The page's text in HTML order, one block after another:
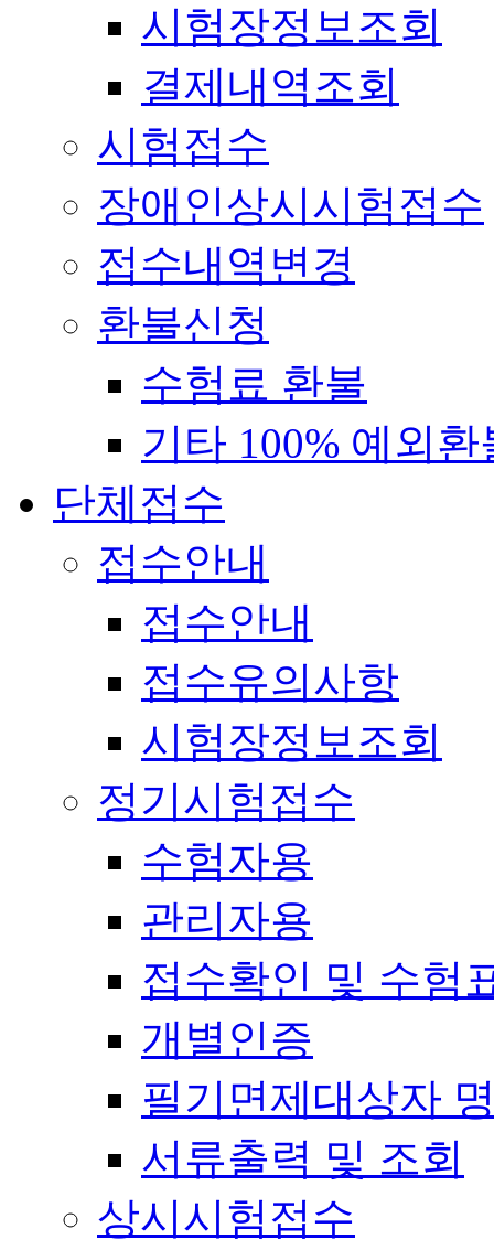
시험장정보조회
결제내역조회
시험접수
장애인상시시험접수
접수내역변경
환불신청
수험료 환불
기타 100% 예외환
단체접수
접수안내
접수안내
접수유의사항
시험장정보조회
정기시험접수
수험자용
관리자용
접수확인 및 수험
개별인증
필기면제대상자
서류출력 및 조회
상시시험접수